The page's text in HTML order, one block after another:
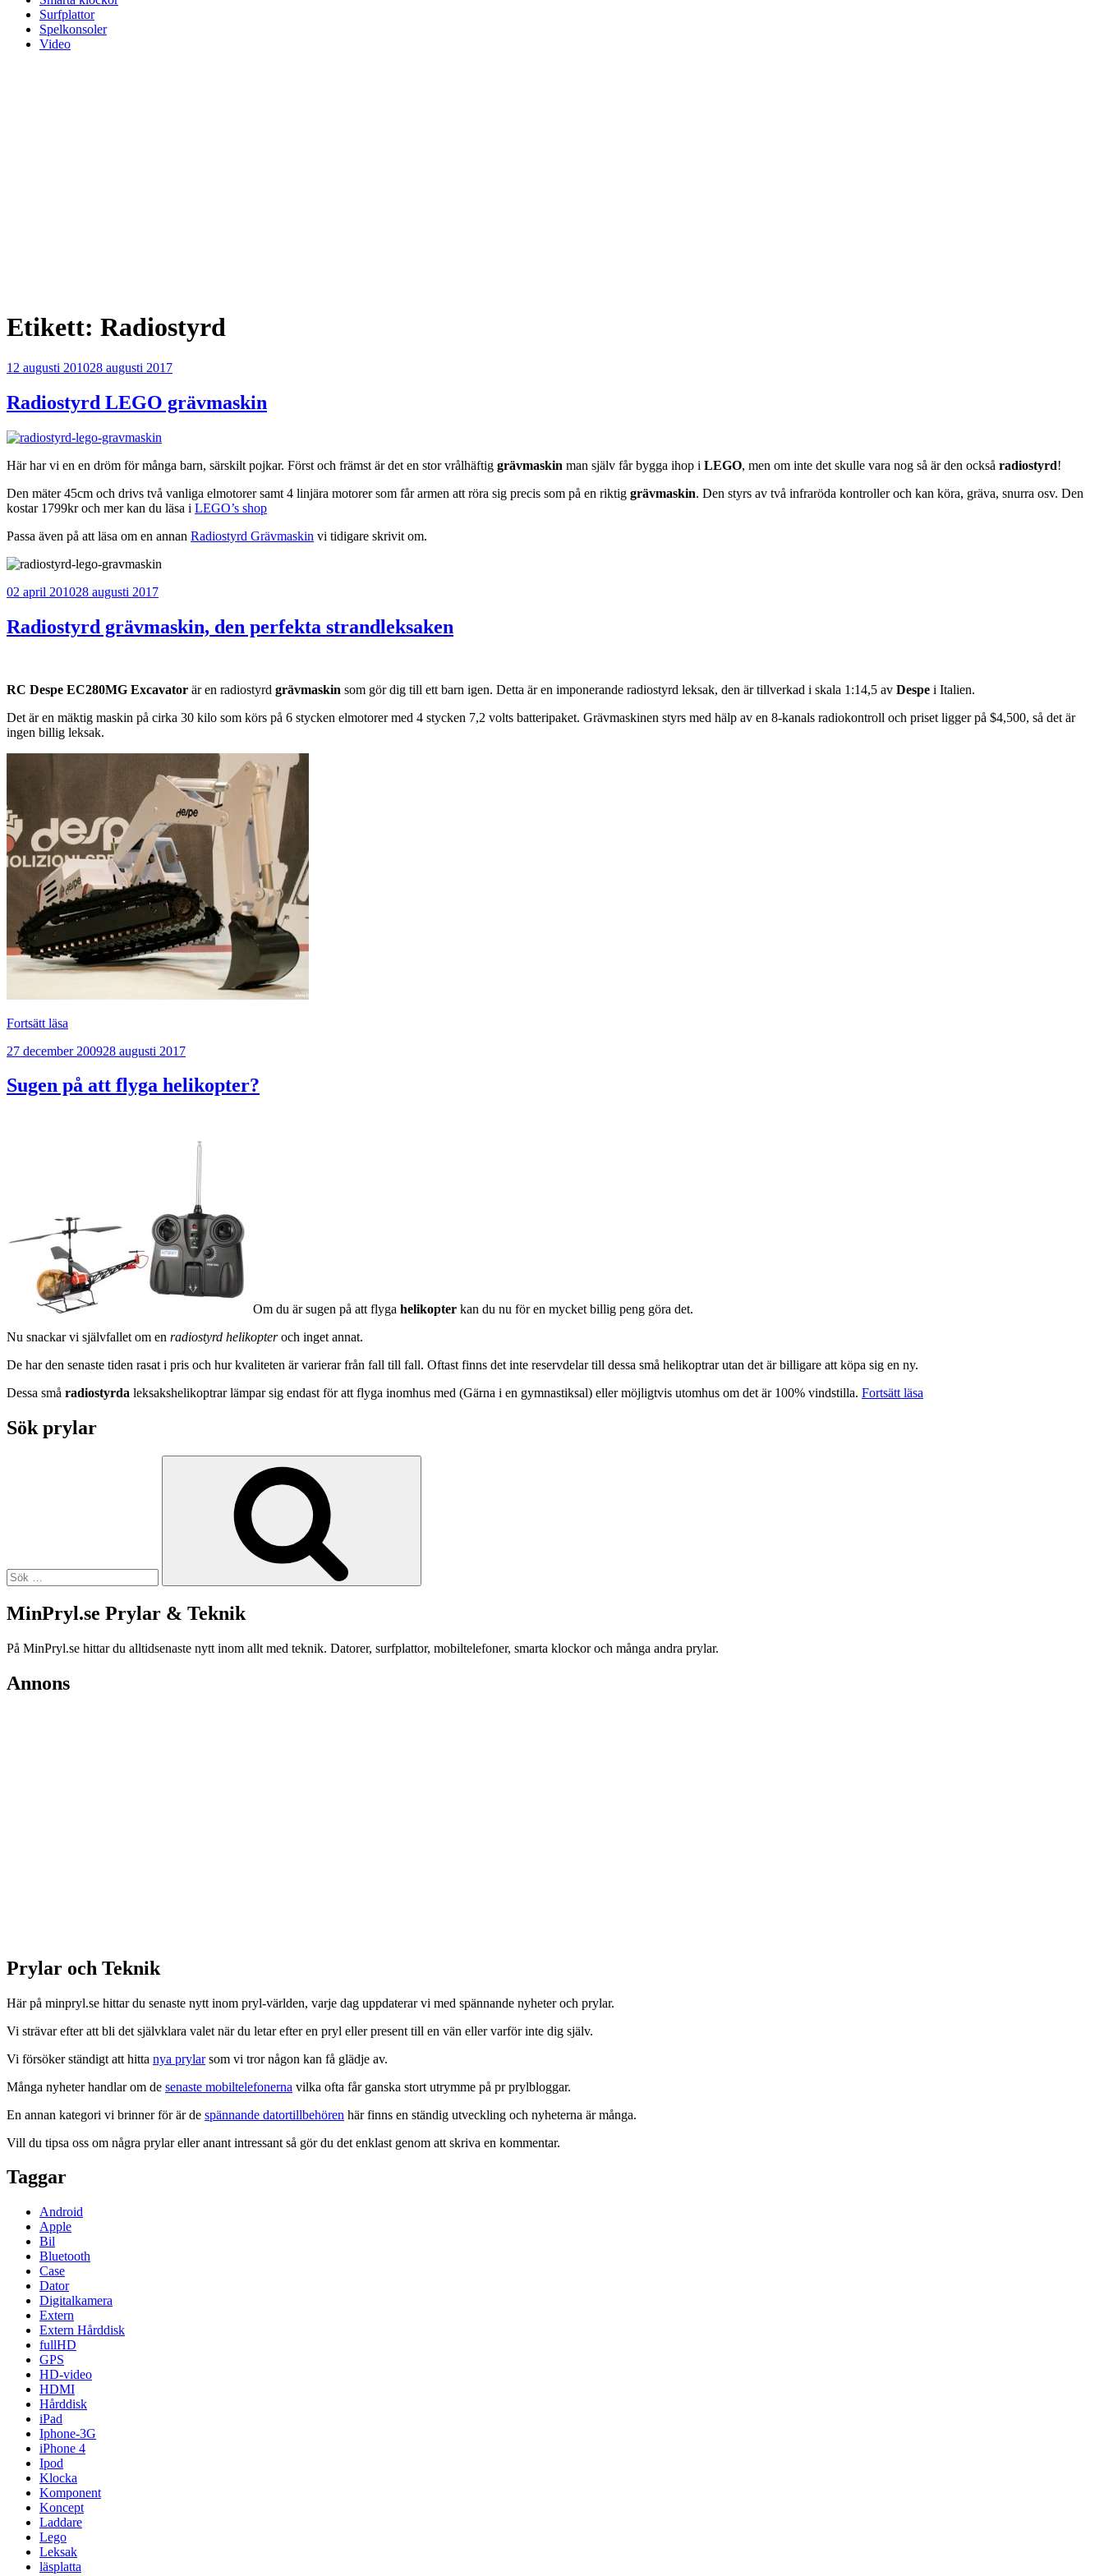
Surfplattor
Spelkonsoler
Video
Etikett: Radiostyrd
Publicerat
12 augusti 201028 augusti 2017
Radiostyrd LEGO grävmaskin
Här har vi en en dröm för många barn, särskilt pojkar. Först och främst är det en stor vrålhäftig grävmaskin man själv får bygga ihop i LEGO, men om inte det skulle vara nog så är den också radiostyrd!
Den mäter 45cm och drivs två vanliga elmotorer samt 4 linjära motorer som får armen att röra sig precis som på en riktig grävmaskin. Den styrs av två infraröda kontroller och kan köra, gräva, snurra osv. Den
kostar 1799kr och mer kan du läsa i LEGO’s shop
Passa även på att läsa om en annan Radiostyrd Grävmaskin vi tidigare skrivit om.
Publicerat
02 april 201028 augusti 2017
Radiostyrd grävmaskin, den perfekta strandleksaken
RC Despe EC280MG Excavator är en radiostyrd grävmaskin som gör dig till ett barn igen. Detta är en imponerande radiostyrd leksak, den är tillverkad i skala 1:14,5 av Despe i Italien.
Det är en mäktig maskin på cirka 30 kilo som körs på 6 stycken elmotorer med 4 stycken 7,2 volts batteripaket. Grävmaskinen styrs med hälp av en 8-kanals radiokontroll och priset ligger på $4,500, så det är
ingen billig leksak.
Fortsätt läsa
den
strandleksaken”
Publicerat
27 december 200928 augusti 2017
Sugen på att flyga helikopter?
Om du är sugen på att flyga helikopter kan du nu för en mycket billig peng göra det.
Nu snackar vi självfallet om en radiostyrd helikopteroch inget annat.
De har den senaste tiden rasat i pris och hur kvaliteten är varierar från fall till fall. Oftast finns det inte reservdelar till dessa små helikoptrar utan det är billigare att köpa sig en ny.
Dessa små radiostyrda leksakshelikoptrar lämpar sig endast för att flyga inomhus med (Gärna i en gymnastiksal) eller möjligtvis utomhus om det är 100% vindstilla. Fortsätt läsa
Sök prylar
MinPryl.se Prylar & Teknik
På MinPryl.se hittar du alltidsenaste nytt inom allt med teknik. Datorer, surfplattor, mobiltelefoner, smarta klockor och många andra prylar.
Annons
Prylar och Teknik
Här på minpryl.se hittar du senaste nytt inom pryl-världen, varje dag uppdaterar vi med spännande nyheter och prylar.
Vi strävar efter att bli det självklara valet när du letar efter en pryl eller present till en vän eller varför inte dig själv.
Vi försöker ständigt att hitta nya prylarsom vi tror någon kan få glädje av.
Många nyheter handlar om de senaste mobiltelefonerna vilka ofta får ganska stort utrymme på pr prylbloggar.
En annan kategori vi brinner för är de spännande datortillbehören här finns en ständig utveckling och nyheterna är många.
Vill du tipsa oss om några prylar eller anant intressant så gör du det enklast genom att skriva en kommentar.
Taggar
Android
Apple
Bil
Bluetooth
Case
Dator
Digitalkamera
Extern
Extern Hårddisk
fullHD
GPS
HD-video
HDMI
Hårddisk
iPad
Iphone-3G
iPhone 4
Ipod
Klocka
Komponent
Koncept
Laddare
Lego
Leksak
läsplatta